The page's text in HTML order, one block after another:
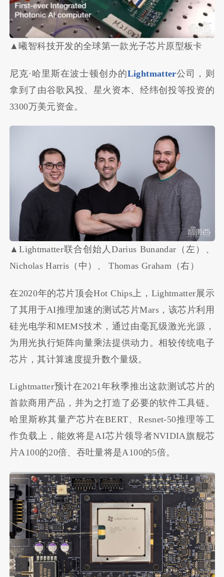
▲曦智科技开发的全球第一款光子芯片原型板卡
尼克·哈里斯在波士顿创办的Lightmatter公司，则
拿到了由谷歌风投、星火资本、经纬创投等投资的
3300万美元资金。
▲Lightmatter联合创始人Darius Bunandar（左）、
Nicholas Harris（中）、 Thomas Graham（右）
在2020年的芯片顶会Hot Chips上，Lightmatter展示
了其用于AI推理加速的测试芯片Mars，该芯片利用
硅光电学和MEMS技术，通过由毫瓦级激光光源，
为用光执行矩阵向量乘法提供动力。相较传统电子
芯片，其计算速度提升数个量级。
Lightmatter预计在2021年秋季推出这款测试芯片的
首款商用产品，并为之打造了必要的软件工具链。
哈里斯称其量产芯片在BERT、Resnet-50推理等工
作负载上，能效将是AI芯片领导者NVIDIA旗舰芯
片A100的20倍、吞吐量将是A100的5倍。